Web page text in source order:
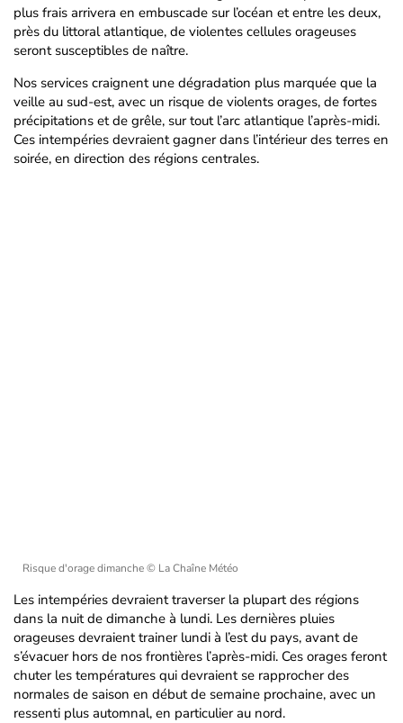
plus frais arrivera en embuscade sur l’océan et entre les deux,
près du littoral atlantique, de violentes cellules orageuses
seront susceptibles de naître.
Nos services craignent une dégradation plus marquée que la
veille au sud-est, avec un risque de violents orages, de fortes
précipitations et de grêle, sur tout l’arc atlantique l’après-midi.
Ces intempéries devraient gagner dans l’intérieur des terres en
soirée, en direction des régions centrales.
Risque d'orage dimanche© La Chaîne Météo
Les intempéries devraient traverser la plupart des régions
dans la nuit de dimanche à lundi. Les dernières pluies
orageuses devraient trainer lundi à l’est du pays, avant de
s’évacuer hors de nos frontières l’après-midi. Ces orages feront
chuter les températures qui devraient se rapprocher des
normales de saison en début de semaine prochaine, avec un
ressenti plus automnal, en particulier au nord.